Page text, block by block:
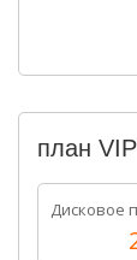
план VIP
Дисковое